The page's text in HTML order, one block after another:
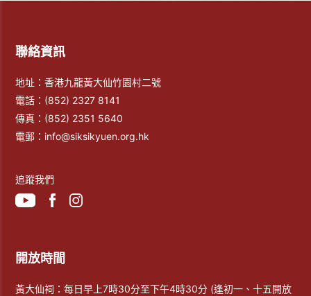
聯絡資訊
地址：香港九龍黃大仙竹園村二號
電話： (852) 2327 8141
傳真： (852) 2351 5640
電郵： info@siksikyuen.org.hk
追蹤我們
開放時間
黃大仙祠：每日早上7時30分至下午4時30分 (逢初一、十五開放